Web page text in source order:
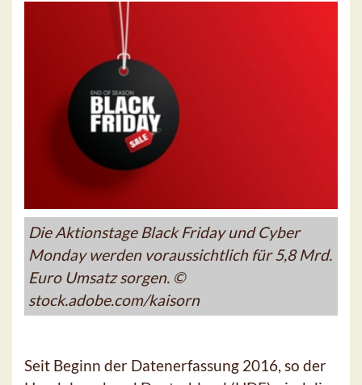
Die Aktionstage Black Friday und Cyber
Monday werden voraussichtlich für 5,8 Mrd.
Euro Umsatz sorgen. ©
stock.adobe.com/kaisorn
Seit Beginn der Datenerfassung 2016, so der